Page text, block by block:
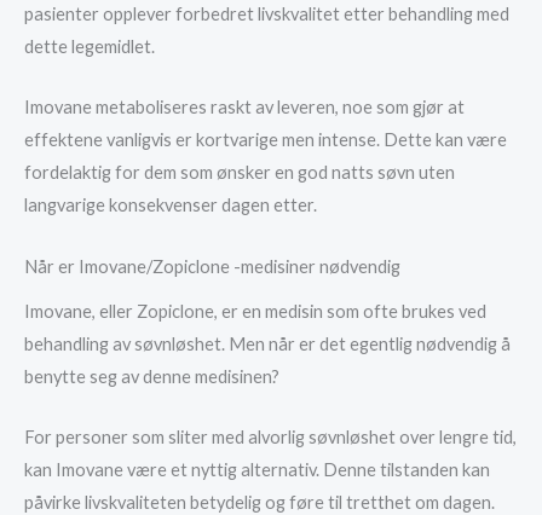
pasienter opplever forbedret livskvalitet etter behandling med
dette legemidlet.
Imovane metaboliseres raskt av leveren, noe som gjør at
effektene vanligvis er kortvarige men intense. Dette kan være
fordelaktig for dem som ønsker en god natts søvn uten
langvarige konsekvenser dagen etter.
Når er Imovane/Zopiclone -medisiner nødvendig
Imovane, eller Zopiclone, er en medisin som ofte brukes ved
behandling av søvnløshet. Men når er det egentlig nødvendig å
benytte seg av denne medisinen?
For personer som sliter med alvorlig søvnløshet over lengre tid,
kan Imovane være et nyttig alternativ. Denne tilstanden kan
påvirke livskvaliteten betydelig og føre til tretthet om dagen.